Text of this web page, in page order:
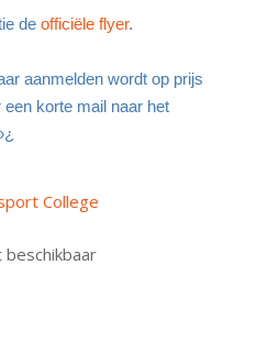
de officiële flyer.
aanmelden wordt op prijs
korte mail naar het
College
beschikbaar